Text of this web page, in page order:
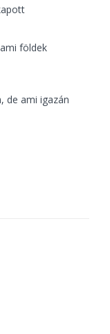
földek
de ami igazán